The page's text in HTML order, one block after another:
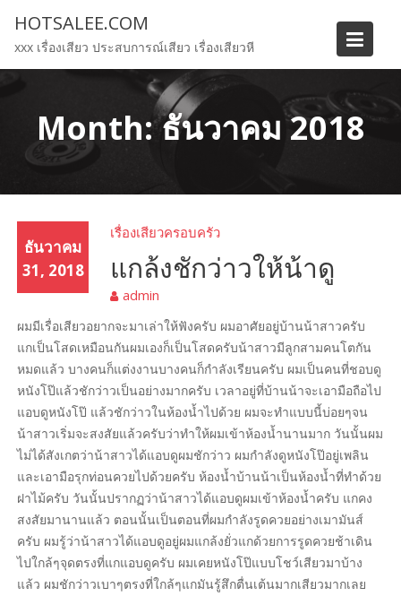
content
HOTSALEE.COM
xxx เรื่องเสียว ประสบการณ์เสียว เรื่องเสียวหี
Month:ธันวาคม 2018
ธันวาคม
31, 2018
เรื่องเสียวครอบครัว
แกล้งชักว่าวให้น้าดู
admin
ผมมีเรื่อเสียวอยากจะมาเล่าให้ฟังครับ ผมอาศัยอยู่บ้านน้าสาวครับ
แกเป็นโสดเหมือนกันผมเองก็เป็นโสดครับน้าสาวมีลูกสามคนโตกัน
หมดแล้ว บางคนก็แต่งงานบางคนก็กำลังเรียนครับ ผมเป็นคนที่ชอบดู
หนังโป๊แล้วชักว่าวเป็นอย่างมากครับ เวลาอยู่ที่บ้านน้าจะเอามือถือไป
แอบดูหนังโป๊ แล้วชักว่าวในห้องน้ำไปด้วย ผมจะทำแบบนี้บ่อยๆจน
น้าสาวเริ่มจะสงสัยแล้วครับว่าทำให้ผมเข้าห้องน้ำนานมาก วันนั้นผม
ไม่ได้สังเกตว่าน้าสาวได้แอบดูผมชักว่าว ผมกำลังดูหนังโป๊อยู่เพลิน
และเอามือรุกท่อนควยไปด้วยครับ ห้องน้ำบ้านน้าเป็นห้องน้ำที่ทำด้วย
ฝาไม้ครับ วันนั้นปรากฏว่าน้าสาวได้แอบดูผมเข้าห้องน้ำครับ แกคง
สงสัยมานานแล้ว ตอนนั้นเป็นตอนที่ผมกำลังรูดควยอย่างเมามันส์
ครับ ผมรู้ว่าน้าสาวได้แอบดูอยู่ผมแกล้งยั่วแกด้วยการรูดควยช้าเดิน
ไปใกล้ๆจุดตรงที่แกแอบดูครับ ผมเคยหนังโป๊แบบโชว์เสียวมาบ้าง
แล้ว ผมชักว่าวเบาๆตรงที่ใกล้ๆแกมันรู้สึกตื่นเต้นมากเสียวมากเลย